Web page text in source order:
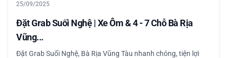
25/09/2025
Đặt Grab Suối Nghệ | Xe Ôm & 4 - 7 Chỗ Bà Rịa
Vũng...
Đặt Grab Suối Nghệ, Bà Rịa Vũng Tàu nhanh chóng, tiện lợi